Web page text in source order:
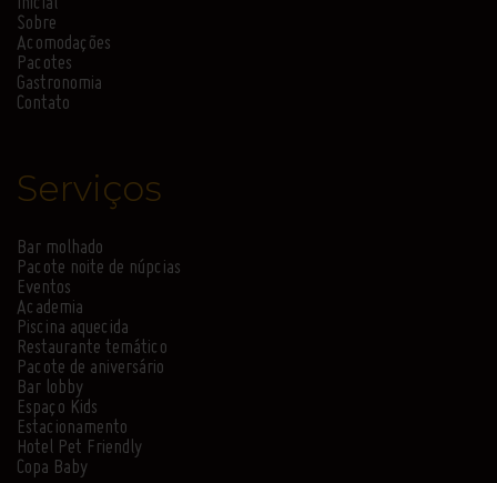
Inicial
Sobre
Acomodações
Pacotes
Gastronomia
Contato
Serviços
Bar molhado
Pacote noite de núpcias
Eventos
Academia
Piscina aquecida
Restaurante temático
Pacote de aniversário
Bar lobby
Espaço Kids
Estacionamento
Hotel Pet Friendly
Copa Baby